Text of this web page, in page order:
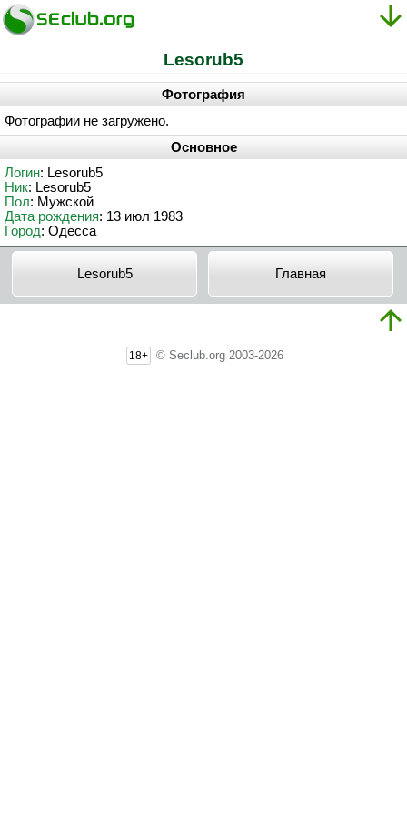
Lesorub5
Фотография
Фотографии не загружено.
Основное
Логин: Lesorub5
Ник: Lesorub5
Пол: Мужской
Дата рождения: 13 июл 1983
Город: Одесса
Lesorub5 Главная
18+ © Seclub.org 2003-2026